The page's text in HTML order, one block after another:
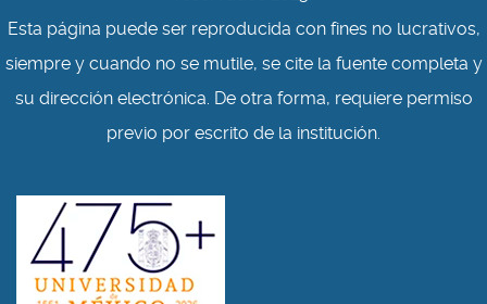
Esta página puede ser reproducida con fines no lucrativos,
siempre y cuando no se mutile, se cite la fuente completa y
su dirección electrónica. De otra forma, requiere permiso
previo por escrito de la institución.